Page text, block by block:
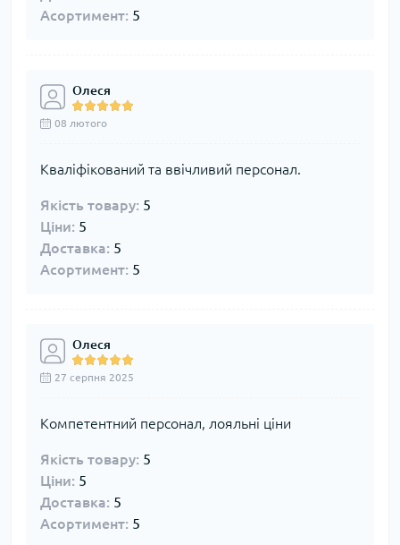
Асортимент: 5
Олеся
08 лютого
Кваліфікований та ввічливий персонал.
Якість товару: 5
Ціни: 5
Доставка: 5
Асортимент: 5
Олеся
27 серпня 2025
Компетентний персонал, лояльні ціни
Якість товару: 5
Ціни: 5
Доставка: 5
Асортимент: 5